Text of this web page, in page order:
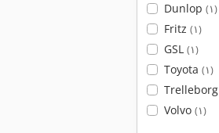
Dunlop (۱)
Fritz (۱)
GSL (۱)
Toyota (۱)
Trelleborg
Volvo (۱)